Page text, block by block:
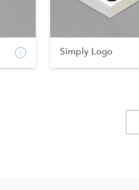
Simply Logo